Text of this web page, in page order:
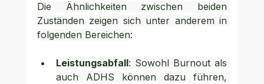
Die Ähnlichkeiten zwischen beiden
Zuständen zeigen sich unter anderem in
folgenden Bereichen:
Leistungsabfall: Sowohl Burnout als
auch ADHS können dazu führen,